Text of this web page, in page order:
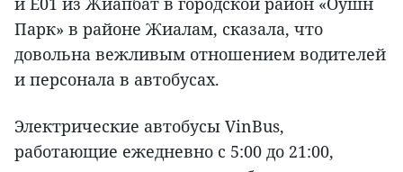
Парк» в районе Жиалам, сказала, что
довольна вежливым отношением водителей
и персонала в автобусах.
Электрические автобусы VinBus,
работающие ежедневно с 5:00 до 21:00,